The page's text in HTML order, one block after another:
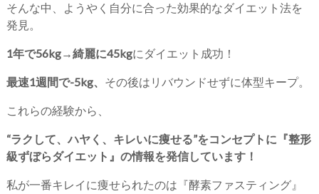
そんな中、ようやく自分に合った効果的なダイエット法を
発見。
1年で56kg→綺麗に45kgにダイエット成功！
最速1週間で-5kg、 その後はリバウンドせずに体型キープ。
これらの経験から、
“ラクして、ハヤく、キレいに痩せる”をコンセプトに『整形
級ずぼらダイエット』の情報を発信しています！
私が一番キレイに痩せられたのは『酵素ファスティング』